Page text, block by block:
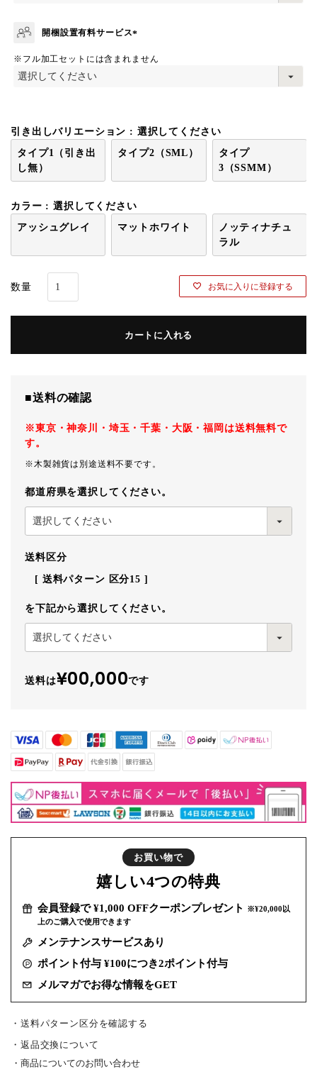
開梱設置有料サービス
必
※フル加工セットには含まれません
引き出しバリエーション
選択してください
タイプ1（引き出
し無）
タイプ2（SML）
タイプ
3（SSMM）
カラー
選択してください
アッシュグレイ
マットホワイト
ノッティナチュ
ラル
お気に入りに登録する
カートに入れる
■送料の確認
※東京・神奈川・埼玉・千葉・大阪・福岡は送料無料で
す。
※木製雑貨は別途送料不要です。
都道府県を選択してください。
送料区分
送料パターン 区分15
を下記から選択してください。
送料は¥00,000です
お買い物で
嬉しい4つの特典
会員登録で ¥1,000 OFFクーポンプレゼント
※¥20,000以
上のご購入で使用できます
メンテナンスサービスあり
ポイント付与 ¥100につき2ポイント付与
メルマガでお得な情報をGET
・送料パターン区分を確認する
返品交換について
商品についてのお問い合わせ